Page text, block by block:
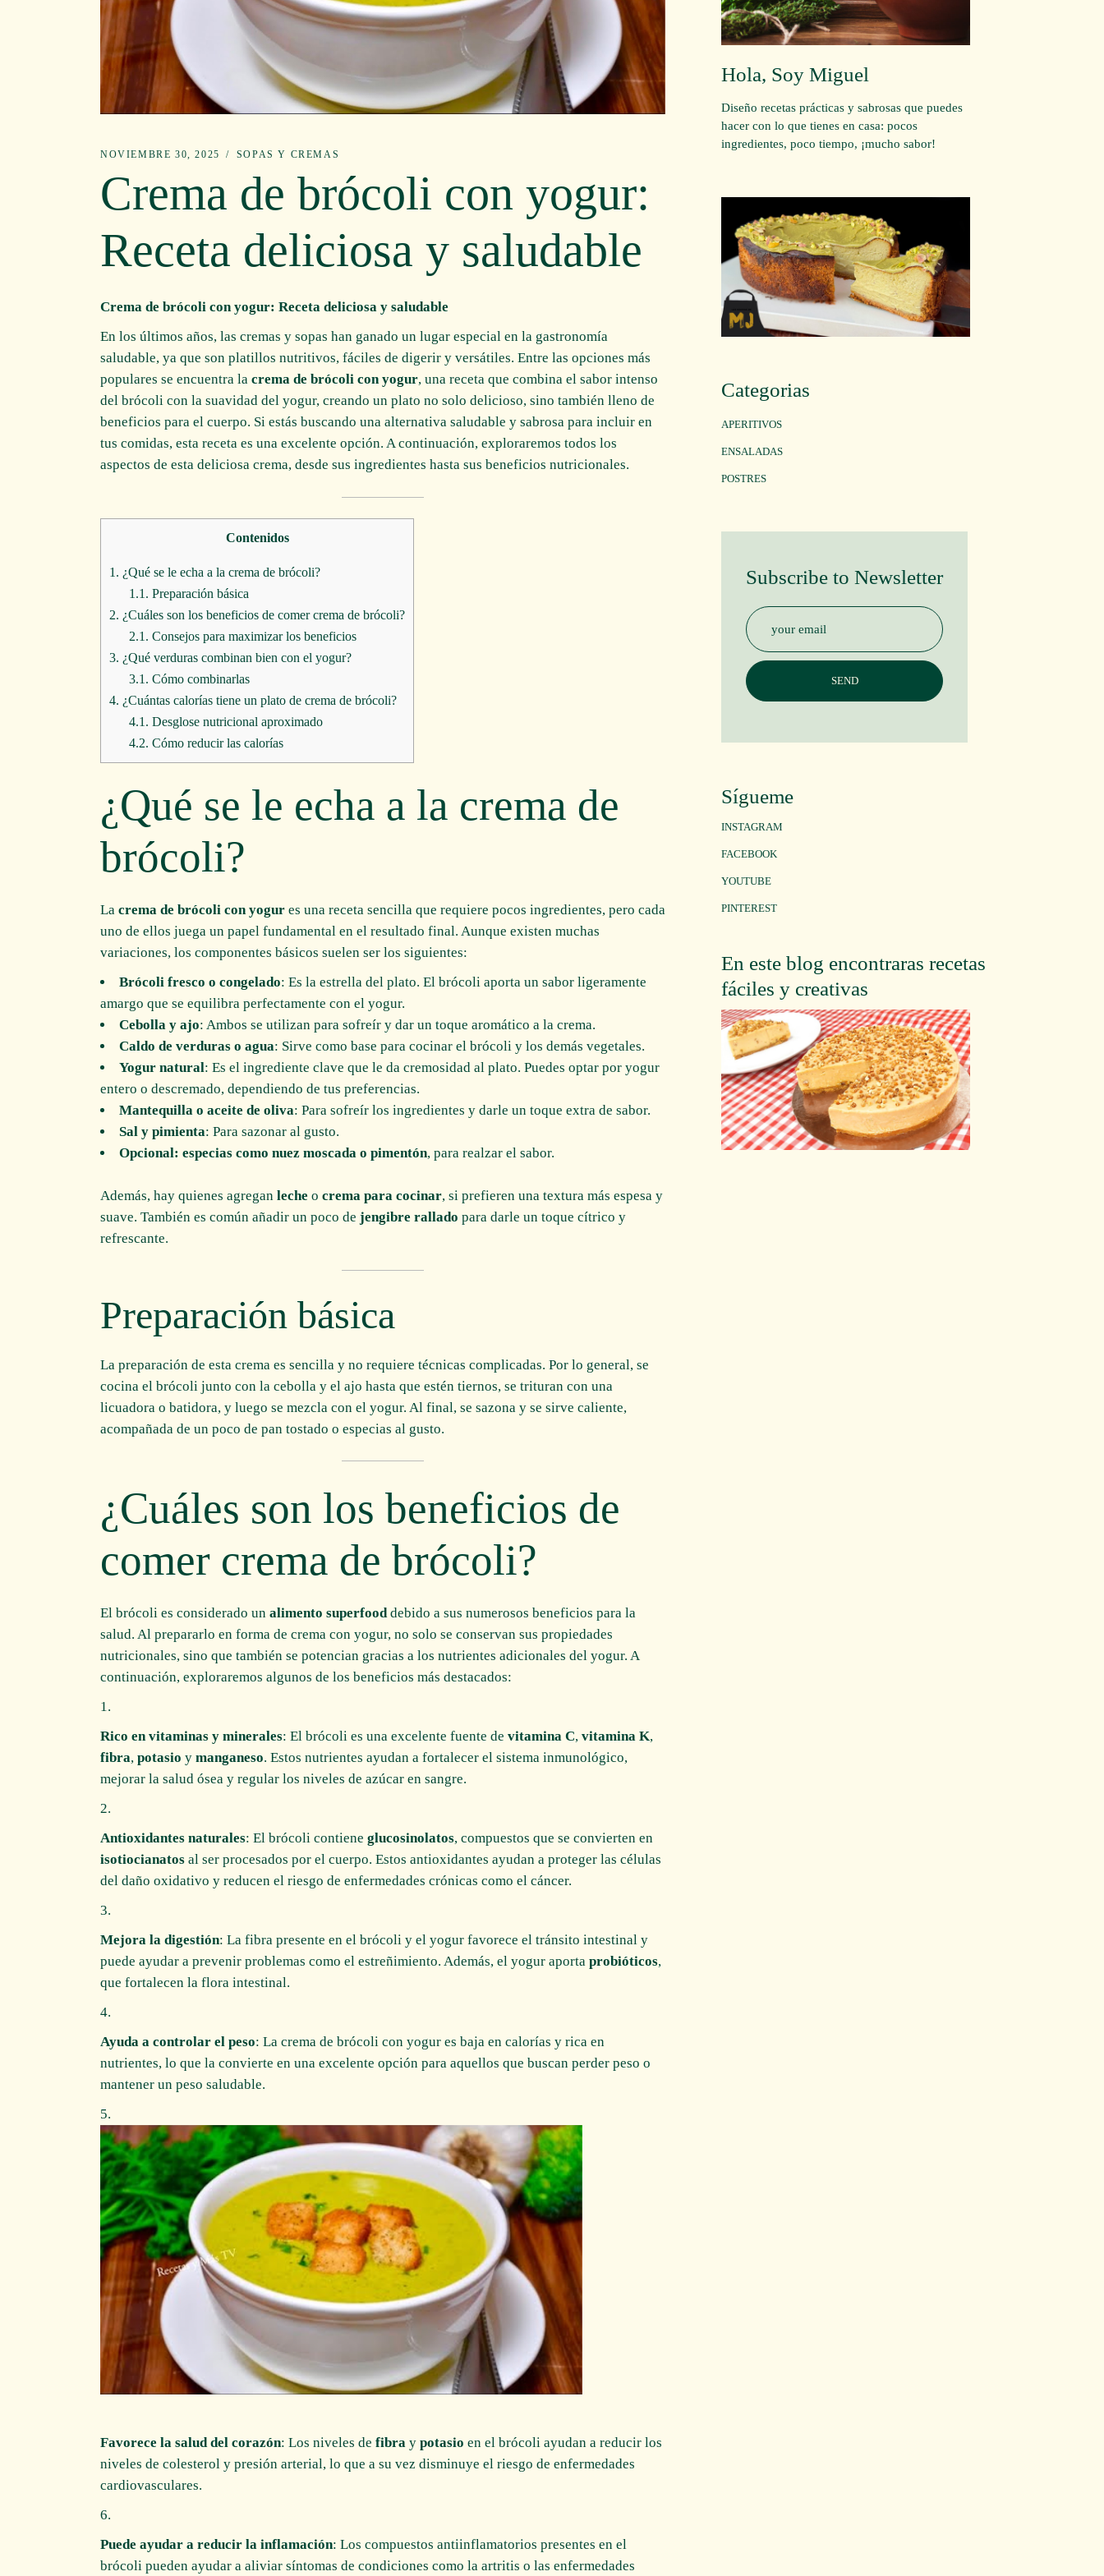
NOVIEMBRE 30, 2025 SOPAS Y CREMAS
Crema de brócoli con yogur:
Receta deliciosa y saludable
Crema de brócoli con yogur: Receta deliciosa y saludable
En los últimos años, las cremas y sopas han ganado un lugar especial en la gastronomía
saludable, ya que son platillos nutritivos, fáciles de digerir y versátiles. Entre las opciones más
populares se encuentra la crema de brócoli con yogur, una receta que combina el sabor intenso
del brócoli con la suavidad del yogur, creando un plato no solo delicioso, sino también lleno de
beneficios para el cuerpo. Si estás buscando una alternativa saludable y sabrosa para incluir en
tus comidas, esta receta es una excelente opción. A continuación, exploraremos todos los
aspectos de esta deliciosa crema, desde sus ingredientes hasta sus beneficios nutricionales.
Contenidos
1. ¿Qué se le echa a la crema de brócoli?
1.1. Preparación básica
2. ¿Cuáles son los beneficios de comer crema de brócoli?
2.1. Consejos para maximizar los beneficios
3. ¿Qué verduras combinan bien con el yogur?
3.1. Cómo combinarlas
4. ¿Cuántas calorías tiene un plato de crema de brócoli?
4.1. Desglose nutricional aproximado
4.2. Cómo reducir las calorías
¿Qué se le echa a la crema de
brócoli?
La crema de brócoli con yogur es una receta sencilla que requiere pocos ingredientes, pero cada
uno de ellos juega un papel fundamental en el resultado final. Aunque existen muchas
variaciones, los componentes básicos suelen ser los siguientes:
Brócoli fresco o congelado: Es la estrella del plato. El brócoli aporta un sabor ligeramente
amargo que se equilibra perfectamente con el yogur.
Cebolla y ajo: Ambos se utilizan para sofreír y dar un toque aromático a la crema.
Caldo de verduras o agua: Sirve como base para cocinar el brócoli y los demás vegetales.
Yogur natural: Es el ingrediente clave que le da cremosidad al plato. Puedes optar por yogur
entero o descremado, dependiendo de tus preferencias.
Mantequilla o aceite de oliva: Para sofreír los ingredientes y darle un toque extra de sabor.
Sal y pimienta: Para sazonar al gusto.
Opcional: especias como nuez moscada o pimentón, para realzar el sabor.
Además, hay quienes agregan leche o crema para cocinar, si prefieren una textura más espesa y
suave. También es común añadir un poco de jengibre rallado para darle un toque cítrico y
refrescante.
Preparación básica
La preparación de esta crema es sencilla y no requiere técnicas complicadas. Por lo general, se
cocina el brócoli junto con la cebolla y el ajo hasta que estén tiernos, se trituran con una
licuadora o batidora, y luego se mezcla con el yogur. Al final, se sazona y se sirve caliente,
acompañada de un poco de pan tostado o especias al gusto.
¿Cuáles son los beneficios de
comer crema de brócoli?
El brócoli es considerado un alimento superfood debido a sus numerosos beneficios para la
salud. Al prepararlo en forma de crema con yogur, no solo se conservan sus propiedades
nutricionales, sino que también se potencian gracias a los nutrientes adicionales del yogur. A
continuación, exploraremos algunos de los beneficios más destacados:
Rico en vitaminas y minerales: El brócoli es una excelente fuente de vitamina C, vitamina K,
fibra, potasio y manganeso. Estos nutrientes ayudan a fortalecer el sistema inmunológico,
mejorar la salud ósea y regular los niveles de azúcar en sangre.
Antioxidantes naturales: El brócoli contiene glucosinolatos, compuestos que se convierten en
isotiocianatos al ser procesados por el cuerpo. Estos antioxidantes ayudan a proteger las células
del daño oxidativo y reducen el riesgo de enfermedades crónicas como el cáncer.
Mejora la digestión: La fibra presente en el brócoli y el yogur favorece el tránsito intestinal y
puede ayudar a prevenir problemas como el estreñimiento. Además, el yogur aporta probióticos,
que fortalecen la flora intestinal.
Ayuda a controlar el peso: La crema de brócoli con yogur es baja en calorías y rica en
nutrientes, lo que la convierte en una excelente opción para aquellos que buscan perder peso o
mantener un peso saludable.
Favorece la salud del corazón: Los niveles de fibra y potasio en el brócoli ayudan a reducir los
niveles de colesterol y presión arterial, lo que a su vez disminuye el riesgo de enfermedades
cardiovasculares.
Puede ayudar a reducir la inflamación: Los compuestos antiinflamatorios presentes en el
brócoli pueden ayudar a aliviar síntomas de condiciones como la artritis o las enfermedades
Hola, Soy Miguel
Diseño recetas prácticas y sabrosas que puedes
hacer con lo que tienes en casa: pocos
ingredientes, poco tiempo, ¡mucho sabor!
Categorias
APERITIVOS
ENSALADAS
POSTRES
Subscribe to Newsletter
Sígueme
INSTAGRAM
FACEBOOK
YOUTUBE
PINTEREST
En este blog encontraras recetas
fáciles y creativas